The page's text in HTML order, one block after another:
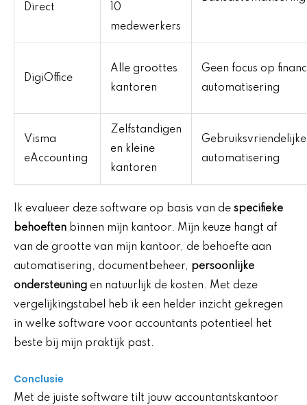
Direct
10
medewerkers
DigiOffice
Alle groottes
kantoren
Geen focus op
automatisering
Visma
eAccounting
Zelfstandigen
en kleine
kantoren
Gebruiksvriendelijke
automatisering
Ik evalueer deze software op basis van de specifieke
behoeften binnen mijn kantoor. Mijn keuze hangt af
van de grootte van mijn kantoor, de behoefte aan
automatisering, documentbeheer, persoonlijke
ondersteuning en natuurlijk de kosten. Met deze
vergelijkingstabel heb ik een helder inzicht gekregen
in welke software voor accountants potentieel het
beste bij mijn praktijk past.
Conclusie
Met de juiste software tilt jouw accountantskantoor